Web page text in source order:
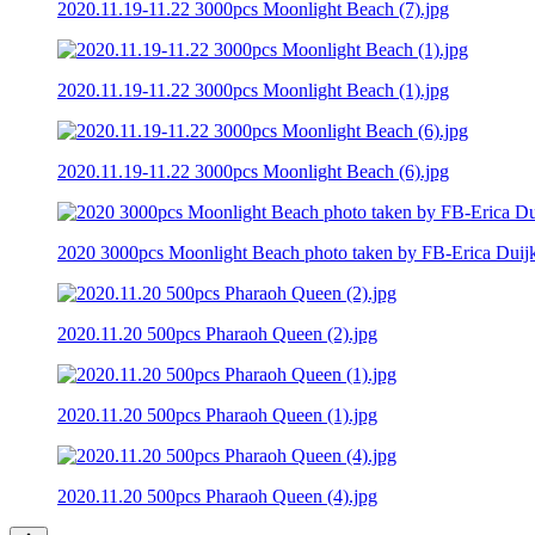
2020.11.19-11.22 3000pcs Moonlight Beach (7).jpg
2020.11.19-11.22 3000pcs Moonlight Beach (1).jpg
2020.11.19-11.22 3000pcs Moonlight Beach (6).jpg
2020 3000pcs Moonlight Beach photo taken by FB-Erica
2020.11.20 500pcs Pharaoh Queen (2).jpg
2020.11.20 500pcs Pharaoh Queen (1).jpg
2020.11.20 500pcs Pharaoh Queen (4).jpg